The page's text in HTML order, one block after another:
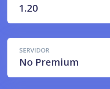
1.20
SERVIDOR
No Premium